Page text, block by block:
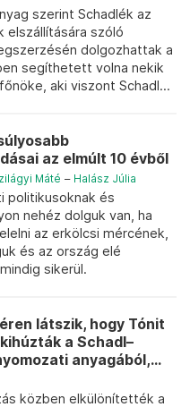
szerint Schadlék az
elszállítására szóló
dolgozhattak a
segíthetett volna nekik
aki viszont Schadl...
az elmúlt 10 évből
Máté – Halász Júlia
politikusoknak és
nehéz dolguk van, ha
az erkölcsi mércének,
és az ország elé
sikerül.
látszik, hogy Tónit
a Schadl–
anyagából,...
közben elkülönítették a